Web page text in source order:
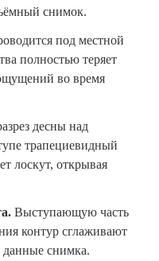
снимок.
под местной
полностью теряет
во время
десны над
трапециевидный
лоскут, открывая
Выступающую часть
контур сглаживают
данные снимка.